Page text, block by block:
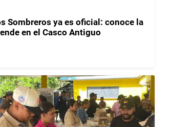
Sombreros ya es oficial: conoce la
en el Casco Antiguo